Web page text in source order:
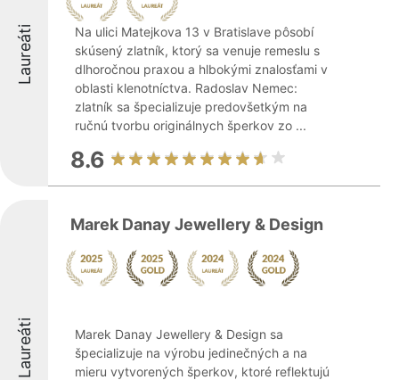
Laureáti
Na ulici Matejkova 13 v Bratislave pôsobí
skúsený zlatník, ktorý sa venuje remeslu s
dlhoročnou praxou a hlbokými znalosťami v
oblasti klenotníctva. Radoslav Nemec:
zlatník sa špecializuje predovšetkým na
ručnú tvorbu originálnych šperkov zo ...
8.6
Laureáti
Marek Danay Jewellery & Design
Marek Danay Jewellery & Design sa
špecializuje na výrobu jedinečných a na
mieru vytvorených šperkov, ktoré reflektujú